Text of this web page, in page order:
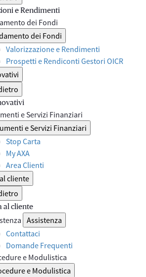
e Rendimenti
dei Fondi
dei Fondi
Valorizzazione e Rendimenti
Prospetti e Rendiconti Gestori OICR
e Servizi Finanziari
e Servizi Finanziari
Stop Carta
My AXA
Area Clienti
cliente
al cliente
Assistenza
Contattaci
Domande Frequenti
e Modulistica
e Modulistica